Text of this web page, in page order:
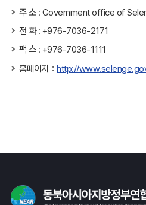
주 소 : Government office of
전 화 : +976-7036-2171
팩 스 : +976-7036-1111
홈페이지： http://